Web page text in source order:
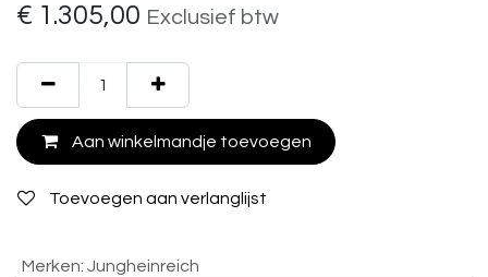
€ 1.305,00 Exclusief btw
Aan winkelmandje toevoegen
Toevoegen aan verlanglijst
Merken: Jungheinreich